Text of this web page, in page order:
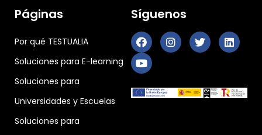
Páginas
Por qué TESTUALIA
Soluciones para E-learning
Soluciones para
Universidades y Escuelas
Soluciones para
Síguenos